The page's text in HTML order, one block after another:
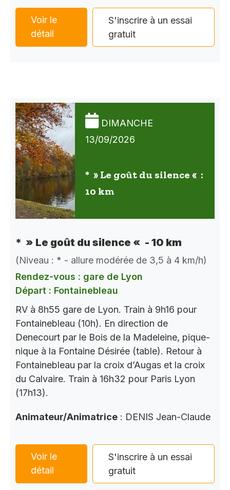
Voir le
détail
S'inscrire à un essai
gratuit
DIMANCHE
13/09/2026
* » Le goût du silence « :
10 km
* » Le goût du silence « - 10 km
(Niveau : * - allure modérée de 3,5 à 4 km/h)
Rendez-vous : gare de Lyon
Départ : Fontainebleau
RV à 8h55 gare de Lyon. Train à 9h16 pour
Fontainebleau (10h). En direction de
Denecourt par le Bois de la Madeleine, pique-
nique à la Fontaine Désirée (table). Retour à
Fontainebleau par la croix d’Augas et la croix
du Calvaire. Train à 16h32 pour Paris Lyon
(17h13).
Animateur/Animatrice : DENIS Jean-Claude
Voir le
détail
S'inscrire à un essai
gratuit